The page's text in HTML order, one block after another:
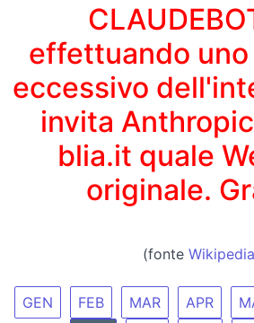
effettuando
eccessivo
invita
blia.it quale
originale.
(fonte Wikipedia
GEN FEB MAR APR